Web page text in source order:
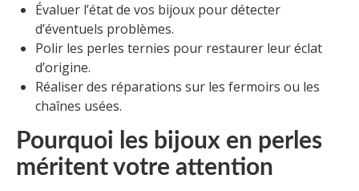
Évaluer l’état de vos bijoux pour détecter
d’éventuels problèmes.
Polir les perles ternies pour restaurer leur éclat
d’origine.
Réaliser des réparations sur les fermoirs ou les
chaînes usées.
Pourquoi les bijoux en perles
méritent votre attention